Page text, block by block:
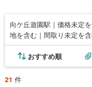
向ケ丘遊園駅｜価格未定
地を含む｜間取り未定を
グ15畳以上
おすすめ順
21 件